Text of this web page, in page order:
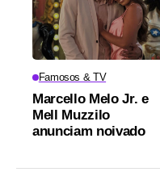
Famosos & TV
Marcello Melo Jr. e
Mell Muzzilo
anunciam noivado